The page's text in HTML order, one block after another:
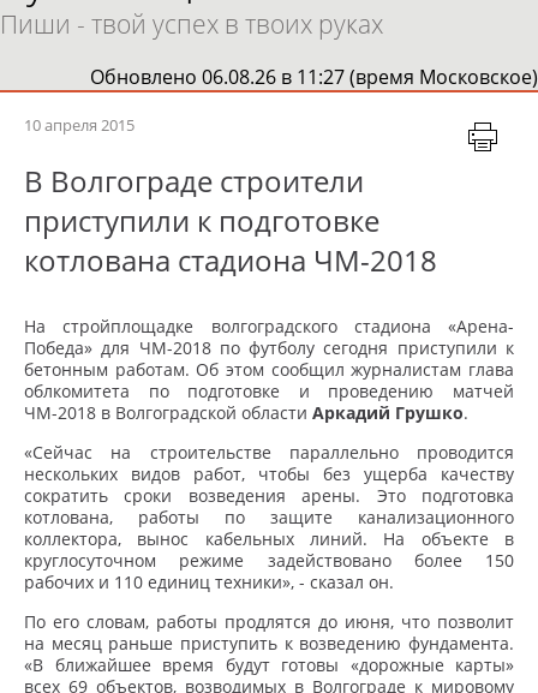
Пиши - твой успех в твоих руках
Обновлено 06.08.26 в 11:27 (время Московское)
10 апреля 2015
В Волгограде строители
приступили к подготовке
котлована стадиона ЧМ-2018
На стройплощадке волгоградского стадиона «Арена-
Победа» для ЧМ-2018 по футболу сегодня приступили к
бетонным работам. Об этом сообщил журналистам глава
облкомитета по подготовке и проведению матчей
ЧМ-2018 в Волгоградской области Аркадий Грушко.
«Сейчас на строительстве параллельно проводится
нескольких видов работ, чтобы без ущерба качеству
сократить сроки возведения арены. Это подготовка
котлована, работы по защите канализационного
коллектора, вынос кабельных линий. На объекте в
круглосуточном режиме задействовано более 150
рабочих и 110 единиц техники», - сказал он.
По его словам, работы продлятся до июня, что позволит
на месяц раньше приступить к возведению фундамента.
«В ближайшее время будут готовы «дорожные карты»
всех 69 объектов, возводимых в Волгограде к мировому